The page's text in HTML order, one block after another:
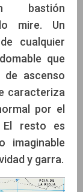
bastión
mire. Un
cualquier
que
ascenso
caracteriza
por el
El resto es
imaginable
y garra.